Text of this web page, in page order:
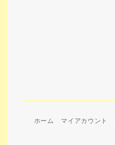
ホーム マイアカウント